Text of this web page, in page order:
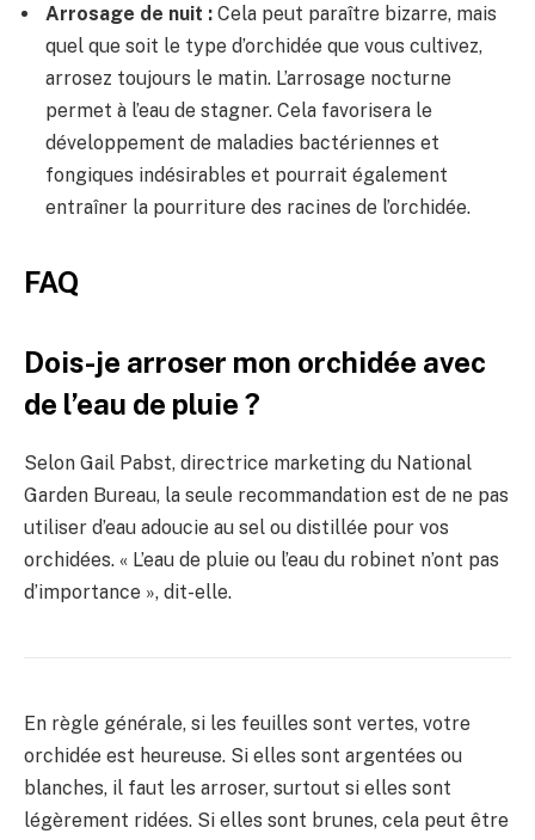
Arrosage de nuit : Cela peut paraître bizarre, mais
quel que soit le type d’orchidée que vous cultivez,
arrosez toujours le matin. L’arrosage nocturne
permet à l’eau de stagner. Cela favorisera le
développement de maladies bactériennes et
fongiques indésirables et pourrait également
entraîner la pourriture des racines de l’orchidée.
FAQ
Dois-je arroser mon orchidée avec
de l’eau de pluie ?
Selon Gail Pabst, directrice marketing du National
Garden Bureau, la seule recommandation est de ne pas
utiliser d’eau adoucie au sel ou distillée pour vos
orchidées. « L’eau de pluie ou l’eau du robinet n’ont pas
d’importance », dit-elle.
En règle générale, si les feuilles sont vertes, votre
orchidée est heureuse. Si elles sont argentées ou
blanches, il faut les arroser, surtout si elles sont
légèrement ridées. Si elles sont brunes, cela peut être